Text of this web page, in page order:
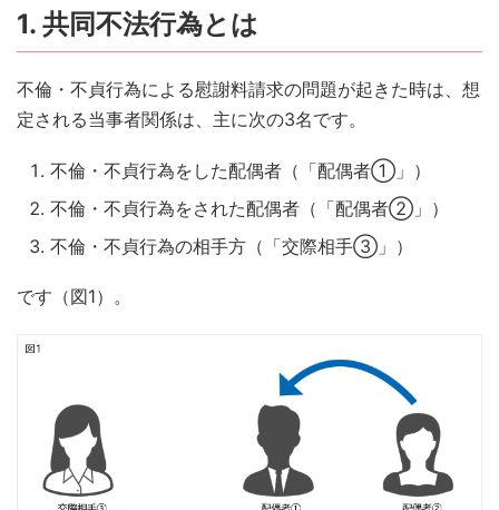
1. 共同不法行為とは
不倫・不貞行為による慰謝料請求の問題が起きた時は、想
定される当事者関係は、主に次の3名です。
不倫・不貞行為をした配偶者（「配偶者①」）
不倫・不貞行為をされた配偶者（「配偶者②」）
不倫・不貞行為の相手方（「交際相手③」）
です（図1）。